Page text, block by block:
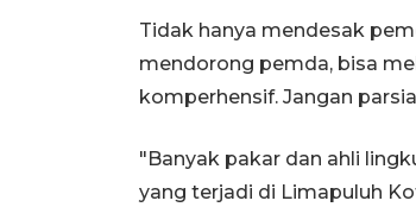
Tidak hanya mendesak
mendorong pemda, bisa
komperhensif. Jangan
"Banyak pakar dan ahli
yang terjadi di Limapuluh